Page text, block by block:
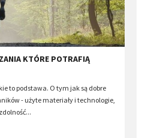
KTÓRE POTRAFIĄ
to podstawa. O tym jak są dobre
- użyte materiały i technologie,